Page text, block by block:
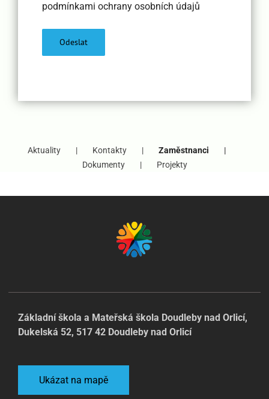
podmínkami ochrany osobních údajů
Aktuality Kontakty
Zaměstnanci
Dokumenty
Projekty
Základní škola a Mateřská škola Doudleby nad Orlicí,
Dukelská 52, 517 42 Doudleby nad Orlicí
Ukázat na mapě